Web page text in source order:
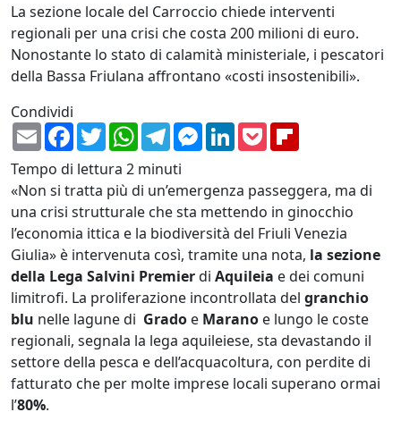
La sezione locale del Carroccio chiede interventi
regionali per una crisi che costa 200 milioni di euro.
Nonostante lo stato di calamità ministeriale, i pescatori
della Bassa Friulana affrontano «costi insostenibili».
Condividi
EmailFacebook
TwitterWhatsApp
TelegramMessenger
LinkedIn
Pocket
Tempo di lettura 2 minuti
«Non si tratta più di un’emergenza passeggera, ma di
una crisi strutturale che sta mettendo in ginocchio
l’economia ittica e la biodiversità del Friuli Venezia
Giulia» è intervenuta così, tramite una nota, la sezione
della Lega Salvini Premierdi Aquileia e dei comuni
limitrofi. La proliferazione incontrollata del granchio
blu nelle lagune di Grado e Marano e lungo le coste
regionali, segnala la lega aquileiese, sta devastando il
settore della pesca e dell’acquacoltura, con perdite di
fatturato che per molte imprese locali superano ormai
l’80%.